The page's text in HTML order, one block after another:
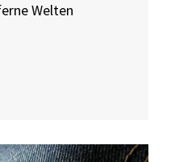
Welten